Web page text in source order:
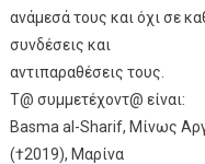
ανάμεσά τους και όχι σε
συνδέσεις και
αντιπαραθέσεις τους.
Τ@ συμμετέχοντ@ είναι:
Basma al-Sharif, Μίνως
(†2019), Μαρίνα